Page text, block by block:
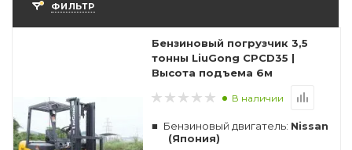
ФИЛЬТР
Бензиновый погрузчик 3,5
тонны LiuGong CPCD35 |
Высота подъема 6м
В наличии
Бензиновый двигатель: Nissan
(Япония)